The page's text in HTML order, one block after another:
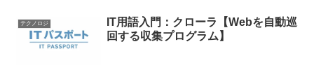
テクノロジ
IT用語入門：クローラ【Webを自動巡
回する収集プログラム】